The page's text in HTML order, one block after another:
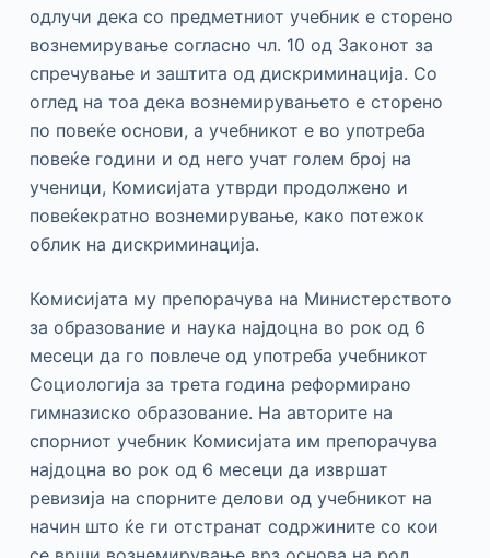
одлучи дека со предметниот учебник е сторено
вознемирување согласно чл. 10 од Законот за
спречување и заштита од дискриминација. Со
оглед на тоа дека вознемирувањето е сторено
по повеќе основи, а учебникот е во употреба
повеќе години и од него учат голем број на
ученици, Комисијата утврди продолжено и
повеќекратно вознемирување, како потежок
облик на дискриминација.
Комисијата му препорачува на Министерството
за образование и наука најдоцна во рок од 6
месеци да го повлече од употреба учебникот
Социологија за трета година реформирано
гимназиско образование. На авторите на
спорниот учебник Комисијата им препорачува
најдоцна во рок од 6 месеци да извршат
ревизија на спорните делови од учебникот на
начин што ќе ги отстранат содржините со кои